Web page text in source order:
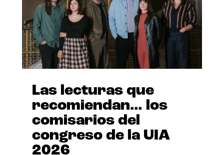
Las lecturas que
recomiendan… los
comisarios del
congreso de la UIA
2026